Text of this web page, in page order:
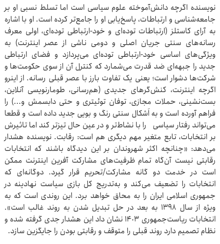
نویسنده اگرچه دانش‌آموخته علوم سیاسی است اما تسلط نسبی او بر
جامعه‌شناسی و ارتباطات، پاسخ‌یابی او را جامع‌تر کرده است. او با اشاره
به آرای کاستلز (ارتباطات توده‌ای و خود-ارتباطی توده‌ای، اولی معرف
رسانه‌های سنتی جریان اصلی و دومی ناشی از عصر اینترنت) به
ویژگی‌های اساسی خود-‌ارتباطی توده‌ای می‌پردازد و فضای ارتباطی
جدید را جبهه‌ای ضد قدرت می‌شمارد که کنترل آن از سوی حکومت‌ها و
شرکت‌ها دشوار است؛ یعنی یک تفاوت بارز با عصر قبلی رسانه. از اینرو
اگرچه اینترنت، کنش‌گرهای جدیدی (هم‌رسانی، طومارنویسی آنلاین،
بست‌نشینی، حملات مجازی، توفان توئیتری و حتی دابسمش و...) را
فراهم آورده است و به اَشکال سنتی رنگ و بویی جدید داده است و قطعا
می‌تواند رفتار سیاسی را با نشاط‌تر و در عین حال تیزتر کند اما تاثیرش
بر انتخابات، تابع متغیر مهم دیگری هم است: رقابت. نویسنده هشدار
می‌دهد: «چنانچه اکثر شهروندان بر این دیدگاه باشند که انتخابات
رقابتی نیست آن‌گاه تمام ظرفیت‌های مشارکت آفرین اینترنت ممکن
است در خدمت دو گانه مشارکت/تحریم قرار گیرد. دوگانه‌ای که
انتخابات را تضعیف می‌کند و به‌تدریج کل بازی سیاست نهادینه در
جمهوری اسلامی ایران را به محاق خواهد برد. این روندی است که به
ویژه از سال ١٣٩٨ به بعد در حل تبدیل شدن به روند غالب است».
انتخابات ریاست‌جمهوری ١۴٠٣ نشان داد این هشدار جدی گرفته شده و
نظام تصمیم دارد روند قبلی را متوقف و رقابتی بودن را جایگزین سازد.